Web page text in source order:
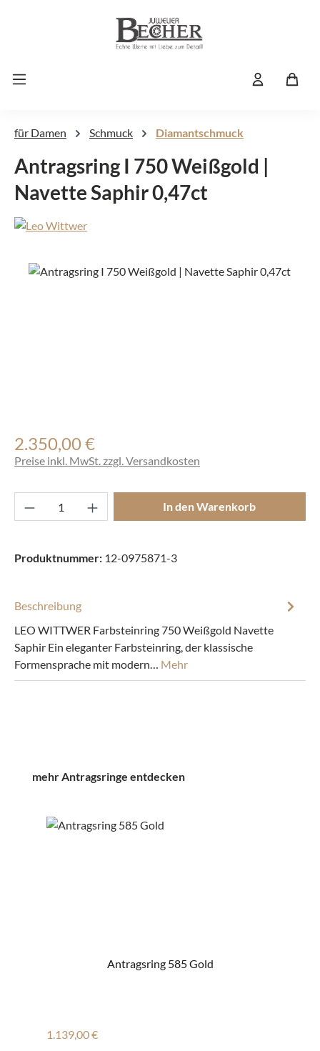
Zum Hauptinhalt springen
für Damen Schmuck Diamantschmuck
Antragsring I 750 Weißgold |
Navette Saphir 0,47ct
Bildergalerie überspringen
Regulärer Preis:
2.350,00 €
Preise inkl. MwSt. zzgl. Versandkosten
Produkt Anzahl: Gib den gewünschten
In den Warenkorb
Produktnummer: 12-0975871-3
Beschreibung
LEO WITTWER Farbsteinring 750 Weißgold Navette
Saphir Ein eleganter Farbsteinring, der klassische
Formensprache mit modern… Mehr
Produktgalerie überspringen
mehr Antragsringe entdecken
Antragsring 585 Gold
Regulärer Preis:
1.139,00 €